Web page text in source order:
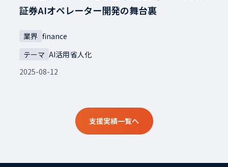
証券AIオペレーター開発の舞台裏
業界 finance
テーマ AI活用省人化
2025-08-12
支援実績一覧へ